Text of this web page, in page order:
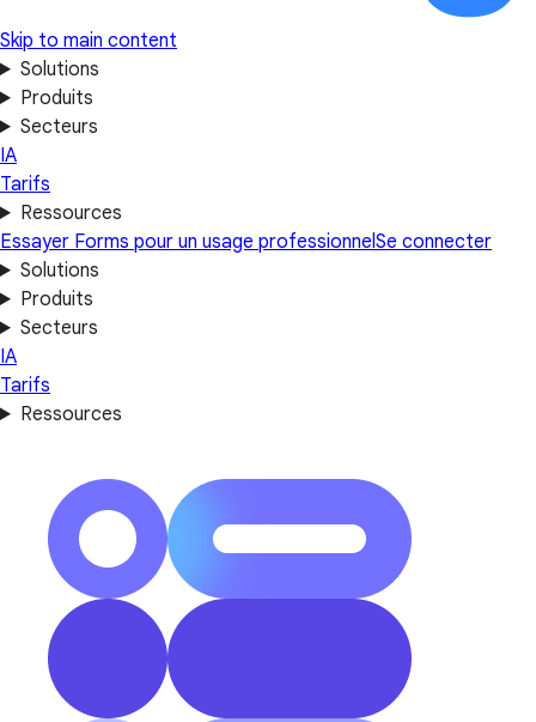
Skip to main content
Solutions
Produits
Secteurs
IA
Tarifs
Ressources
Essayer Forms pour un usage professionnelSe connecter
Solutions
Produits
Secteurs
IA
Tarifs
Ressources